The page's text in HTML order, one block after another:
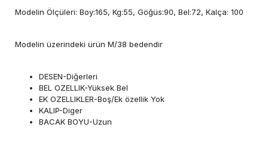
Modelin Ölçüleri: Boy:165, Kg:55, Göğüs:90, Bel:72, Kalça: 100
Modelin üzerindeki ürün M/38 bedendir
DESEN-Diğerleri
BEL OZELLIK-Yüksek Bel
EK OZELLIKLER-Boş/Ek özellik Yok
KALIP-Diger
BACAK BOYU-Uzun